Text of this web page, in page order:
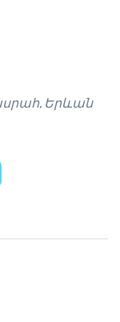
Երևան